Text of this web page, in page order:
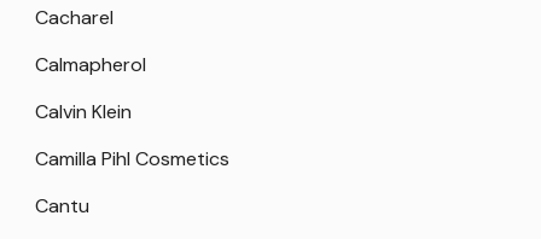
Cacharel
Calmapherol
Calvin Klein
Camilla Pihl Cosmetics
Cantu